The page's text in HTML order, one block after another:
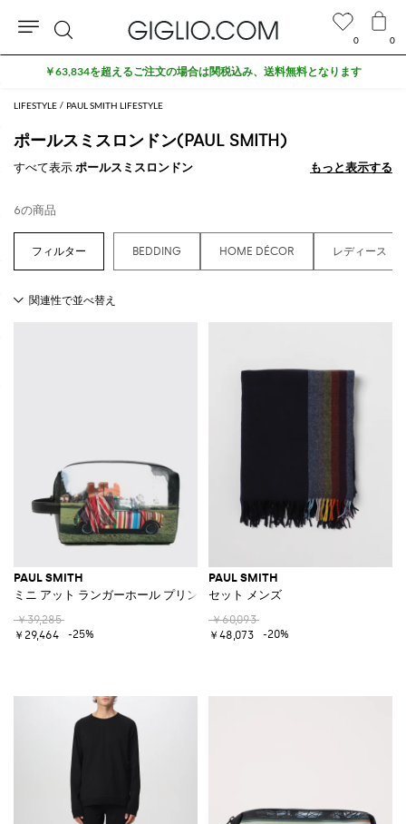
LIFESTYLE PAUL SMITH LIFESTYLE
ポールスミスロンドン(PAUL SMITH)
すべて表示 ポールスミスロンドン もっと表示する
もっと表示する
6の商品
BEDDING HOME DÉCOR レディース
PAUL SMITH
ミニ アット ランガーホール プリント トラベルケース リサイクルポリエ
￥39,285
￥29,464
-25%
PAUL SMITH
セット メンズ
￥60,093
￥48,073
-20%
0 0
検
索
￥63,834を超えるご注文の場合は関税込み、送料無料となります